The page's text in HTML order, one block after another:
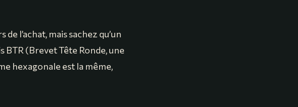
l’achat, mais sachez qu’un
(Brevet Tête Ronde, une
hexagonale est la même,